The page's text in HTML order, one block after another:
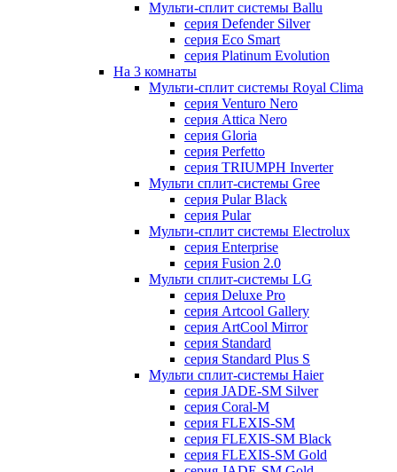
Мульти-сплит системы Ballu
серия Defender Silver
серия Eco Smart
серия Platinum Evolution
На 3 комнаты
Мульти-сплит системы Royal Clima
серия Venturo Nero
серия Attica Nero
серия Gloria
серия Perfetto
серия TRIUMPH Inverter
Мульти сплит-системы Gree
серия Pular Black
серия Pular
Мульти-сплит системы Electrolux
серия Enterprise
серия Fusion 2.0
Мульти сплит-системы LG
серия Deluxe Pro
серия Artcool Gallery
серия ArtCool Mirror
серия Standard
серия Standard Plus S
Мульти сплит-системы Haier
серия JADE-SM Silver
серия Coral-M
серия FLEXIS-SM
серия FLEXIS-SM Black
серия FLEXIS-SM Gold